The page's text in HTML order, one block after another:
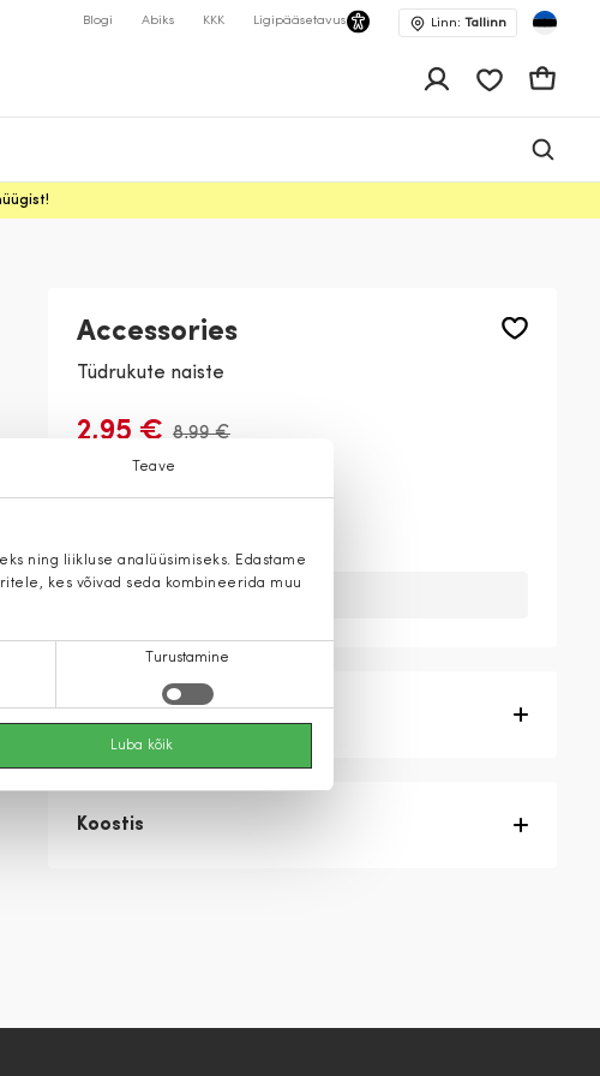
Teave
ning liikluse analüüsimiseks. Edastame
kes võivad seda kombineerida muu
Turustamine
Luba kõik
Blogi Abiks KKK Ligipääsetavus Linn: Tallinn
Accessories
Tüdrukute naiste
2,95 € 8,99 €
Tootekirjeldus
Koostis